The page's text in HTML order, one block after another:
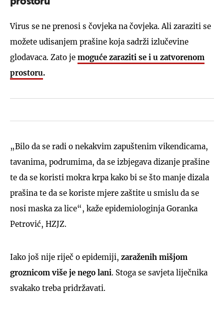
Virus se ne prenosi s čovjeka na čovjeka. Ali zaraziti se
možete udisanjem prašine koja sadrži izlučevine
glodavaca. Zato je moguće zaraziti se i u zatvorenom
prostoru.
„Bilo da se radi o nekakvim zapuštenim vikendicama,
tavanima, podrumima, da se izbjegava dizanje prašine
te da se koristi mokra krpa kako bi se što manje dizala
prašina te da se koriste mjere zaštite u smislu da se
nosi maska za lice“, kaže epidemiologinja Goranka
Petrović, HZJZ.
Iako još nije riječ o epidemiji, zaraženih mišjom
groznicom više je nego lani. Stoga se savjeta liječnika
svakako treba pridržavati.